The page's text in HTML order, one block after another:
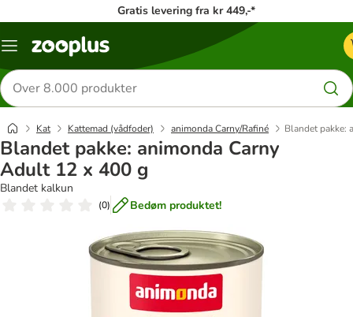
Gratis levering fra kr 449,-*
Menu
Søg
efter
produkter
Kat Kattemad (vådfoder) animonda Carny/Rafiné Blandet pakke:
Blandet pakke: animonda Carny
Adult 12 x 400 g
Blandet kalkun
(0) Bedøm produktet!